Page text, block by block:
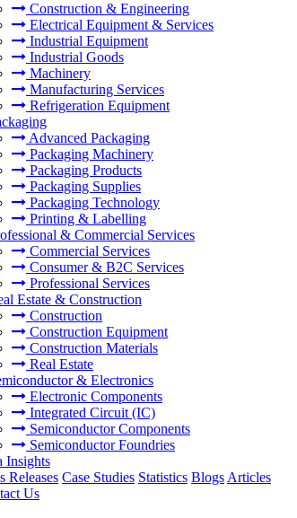
Construction & Engineering
Electrical Equipment & Services
Industrial Equipment
Industrial Goods
Machinery
Manufacturing Services
Refrigeration Equipment
Advanced Packaging
Packaging Machinery
Packaging Products
Packaging Supplies
Packaging Technology
Printing & Labelling
& Commercial Services
Commercial Services
Consumer & B2C Services
Professional Services
Estate & Construction
Construction
Construction Equipment
Construction Materials
Real Estate
& Electronics
Electronic Components
Integrated Circuit (IC)
Semiconductor Components
Semiconductor Foundries
Insights
Releases Case Studies Statistics Blogs Articles
Us